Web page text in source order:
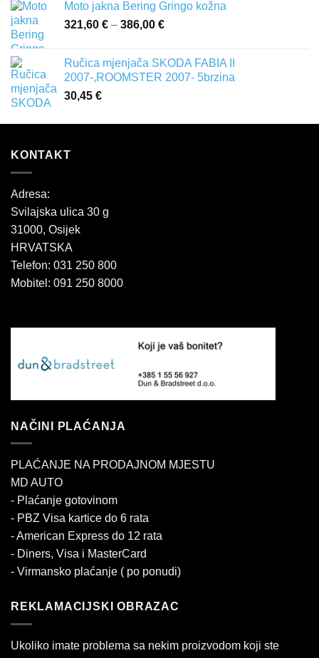
Moto jakna Bering Gringo kožna
321,60 € – 386,00 €
321,60 €
do
Ručica mjenjača SKODA FABIA II
2007-,ROOMSTER 2007- 5brzina
30,45 €
KONTAKT
Adresa:
Svilajska ulica 30 g
31000, Osijek
HRVATSKA
Telefon: 031 250 800
Mobitel: 091 250 8000
NAČINI PLAĆANJA
PLAĆANJE NA PRODAJNOM MJESTU
MD AUTO
- Plaćanje gotovinom
- PBZ Visa kartice do 6 rata
- American Express do 12 rata
- Diners, Visa i MasterCard
- Virmansko plaćanje ( po ponudi)
REKLAMACIJSKI OBRAZAC
Ukoliko imate problema sa nekim proizvodom koji ste